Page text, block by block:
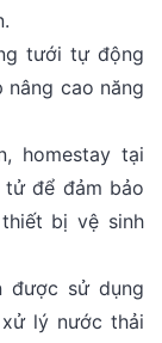
tưới tự động
cao năng
homestay tại
để đảm bảo
bị vệ sinh
được sử dụng
lý nước thải